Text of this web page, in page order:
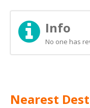
Info
No one has
Nearest